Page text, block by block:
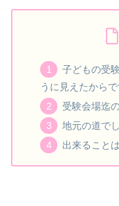
子どもの受
うに見えたからで
受験会場迄
地元の道で
出来ること